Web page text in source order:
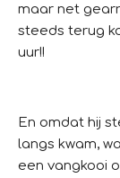
maar net
steeds terug
uur!!
En omdat hij
langs kwam,
een vangkooi